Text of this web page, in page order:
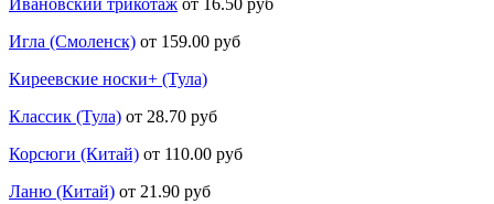
Игла (Смоленск) от 159.00 руб
Киреевские носки+ (Тула)
Классик (Тула) от 28.70 руб
Корсюги (Китай) от 110.00 руб
Ланю (Китай) от 21.90 руб